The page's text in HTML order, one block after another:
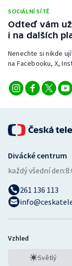
Triatlon
Vodní slalom
Volejbal
SOCIÁLNÍ SÍTĚ
Odteď vám
i na dalších
Nenechte si nikde
na Facebooku, X,
Divácké centrum
každý všední den:
261 136 113
Vzhled
Světlý